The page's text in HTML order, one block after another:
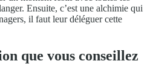
Ensuite, c’est une alchimie qui
il faut leur déléguer cette
que vous conseillez